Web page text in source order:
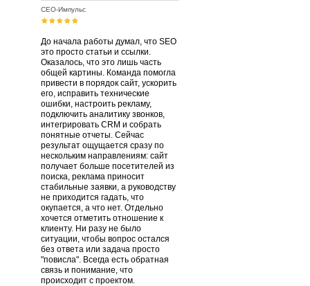
СЕО-Импульс
До начала работы думал, что SEO
это просто статьи и ссылки.
Оказалось, что это лишь часть
общей картины. Команда помогла
привести в порядок сайт, ускорить
его, исправить технические
ошибки, настроить рекламу,
подключить аналитику звонков,
интегрировать CRM и собрать
понятные отчеты. Сейчас
результат ощущается сразу по
нескольким направлениям: сайт
получает больше посетителей из
поиска, реклама приносит
стабильные заявки, а руководству
не приходится гадать, что
окупается, а что нет. Отдельно
хочется отметить отношение к
клиенту. Ни разу не было
ситуации, чтобы вопрос остался
без ответа или задача просто
"повисла". Всегда есть обратная
связь и понимание, что
происходит с проектом.